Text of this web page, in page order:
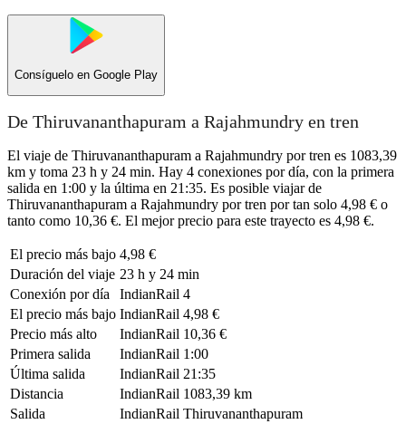
Consíguelo en Google Play
De Thiruvananthapuram a Rajahmundry en tren
El viaje de Thiruvananthapuram a Rajahmundry por tren es 1083,39
km y toma 23 h y 24 min. Hay 4 conexiones por día, con la primera
salida en 1:00 y la última en 21:35. Es posible viajar de
Thiruvananthapuram a Rajahmundry por tren por tan solo 4,98 € o
tanto como 10,36 €. El mejor precio para este trayecto es 4,98 €.
El precio más bajo 4,98 €
Duración del viaje 23 h y 24 min
Conexión por día
IndianRail 4
El precio más bajo IndianRail 4,98 €
Precio más alto
IndianRail 10,36 €
Primera salida
IndianRail 1:00
Última salida
IndianRail 21:35
Distancia
IndianRail 1083,39 km
Salida
IndianRail Thiruvananthapuram